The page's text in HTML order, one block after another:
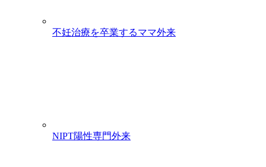
不妊治療を卒業するママ外来
NIPT陽性専門外来